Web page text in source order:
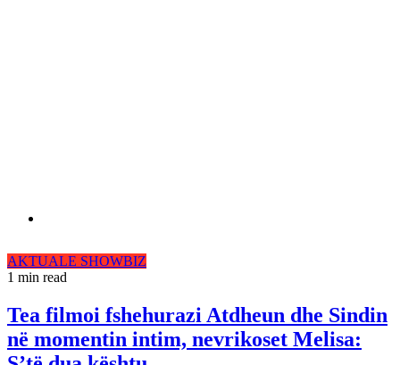
AKTUALE SHOWBIZ
1 min read
Tea filmoi fshehurazi Atdheun dhe Sindin
në momentin intim, nevrikoset Melisa: